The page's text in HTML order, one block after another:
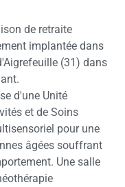
de retraite
implantée dans
(31) dans
d'une Unité
et de Soins
pour une
âgées souffrant
Une salle